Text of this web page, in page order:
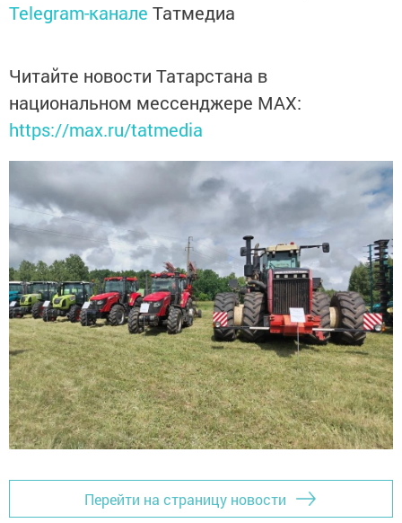
Telegram-канале Татмедиа
Читайте новости Татарстана в
национальном мессенджере MАХ:
https://max.ru/tatmedia
Перейти на страницу новости